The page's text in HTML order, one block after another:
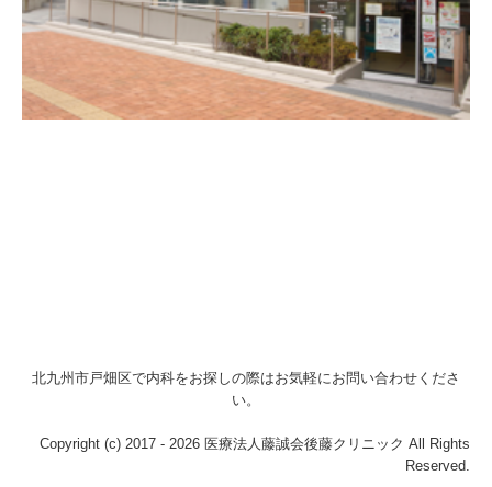
北九州市戸畑区で内科をお探しの際はお気軽にお問い合わせくださ
い。
Copyright (c) 2017 - 2026 医療法人藤誠会後藤クリニック All Rights
Reserved.